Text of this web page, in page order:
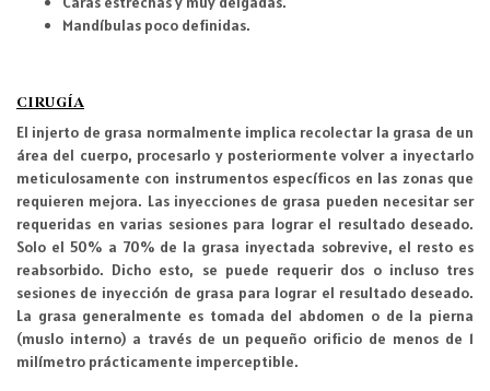
Mandíbulas poco definidas.
CIRUGÍA
El injerto de grasa normalmente implica recolectar la grasa de un
área del cuerpo, procesarlo y posteriormente volver a inyectarlo
meticulosamente con instrumentos específicos en las zonas que
requieren mejora. Las inyecciones de grasa pueden necesitar ser
requeridas en varias sesiones para lograr el resultado deseado.
Solo el 50% a 70% de la grasa inyectada sobrevive, el resto es
reabsorbido. Dicho esto, se puede requerir dos o incluso tres
sesiones de inyección de grasa para lograr el resultado deseado.
La grasa generalmente es tomada del abdomen o de la pierna
(muslo interno) a través de un pequeño orificio de menos de 1
milímetro prácticamente imperceptible.